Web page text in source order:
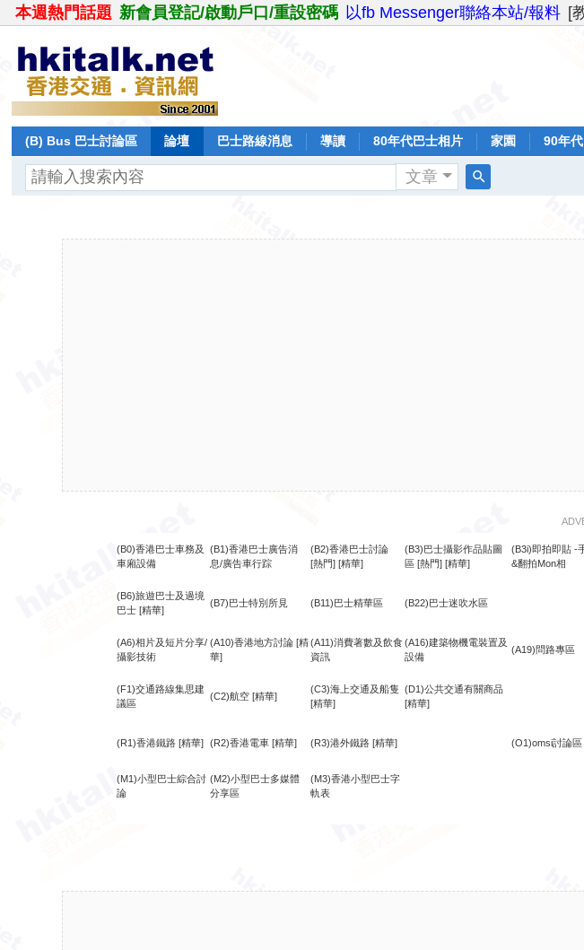
本週熱門話題 新會員登記/啟動戶口/重設密碼 以fb Messenger聯絡本站/報料 [
(B) Bus 巴士討論區 論壇 巴士路線消息 導讀 80年代巴士相片 家園 90年
文章
(B0)香港巴士車務及
車廂設備
(B1)香港巴士廣告消
息/廣告車行踪
(B2)香港巴士討論
[熱門] [精華]
(B3)巴士攝影作品貼圖
區 [熱門] [精華]
(B3i)即拍即貼 -
&翻拍Mon相
(B6)旅遊巴士及過境
巴士 [精華]
(B7)巴士特別所見 (B11)巴士精華區 (B22)巴士迷吹水區
(A6)相片及短片分享/
攝影技術
(A10)香港地方討論 [精
華]
(A11)消費著數及飲食
資訊
(A16)建築物機電裝置及
設備
(A19)問路專區
(F1)交通路線集思建
議區
(C2)航空 [精華]
(C3)海上交通及船隻
[精華]
(D1)公共交通有關商品
[精華]
(R1)香港鐵路 [精華] (R2)香港電車 [精華] (R3)港外鐵路 [精華] (O1)omsi討論區
(M1)小型巴士綜合討
論
(M2)小型巴士多媒體
分享區
(M3)香港小型巴士字
軌表